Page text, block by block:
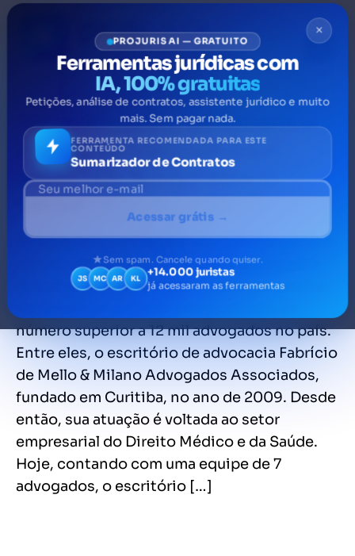
“Com ProJuris, eliminamos
controles manuais e em
papel”, Dr. Bruno Milano
Centa
O ProJuris Escritórios é um software jurídico
para escritórios de advocacia e advogados
autônomos. Foi o primeiro software jurídico
número superior a 12 mil advogados no país.
Entre eles, o escritório de advocacia Fabrício
de Mello & Milano Advogados Associados,
fundado em Curitiba, no ano de 2009. Desde
então, sua atuação é voltada ao setor
empresarial do Direito Médico e da Saúde.
Hoje, contando com uma equipe de 7
advogados, o escritório […]
×
PROJURIS AI — GRATUITO
Ferramentas jurídicas com
IA, 100% gratuitas
Petições, análise de contratos, assistente jurídico e muito
mais. Sem pagar nada.
FERRAMENTA RECOMENDADA PARA ESTE
CONTEÚDO
Sumarizador de Contratos
Acessar grátis →
Sem spam. Cancele quando quiser.
JS MC AR KL +14.000 juristas
já acessaram as ferramentas